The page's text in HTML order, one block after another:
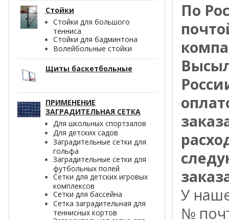
Стойки
Стойки для большого
тенниса
Стойки для бадминтона
Волейбольные стойки
Щиты баскетбольные
ПРИМЕНЕНИЕ
ЗАГРАДИТЕЛЬНАЯ СЕТКА
Для школьных спортзалов
Для детских садов
Заградительные сетки для
гольфа
Заградительные сетки для
футбольных полей
Сетки для детских игровых
комплексов
Сетки для бассейна
Сетка заградительная для
теннисных кортов
По
У
№